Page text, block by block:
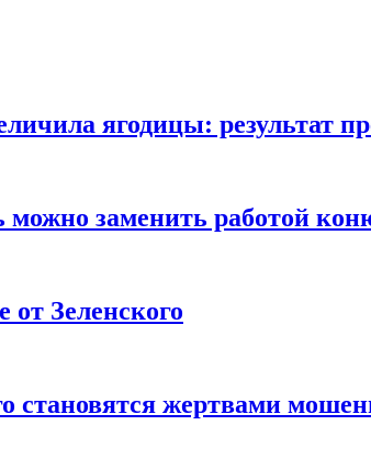
ягодицы: результат
можно заменить работой
Зеленского
становятся жертвами